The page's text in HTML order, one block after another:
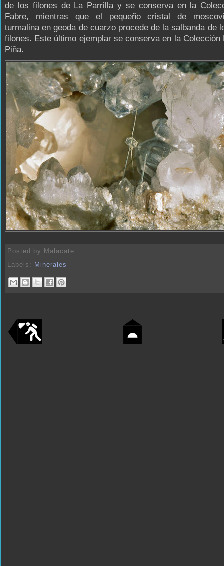
de los filones de La Parrilla y se conserva en la
Fabre, mientras que el pequeño cristal de
turmalina en geoda de cuarzo procede de la salbanda de
filones. Este último ejemplar se conserva en la Colección
Piña.
Posted by Malacate
Labels:
Minerales